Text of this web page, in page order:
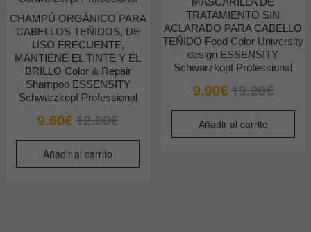
CHAMPÚ ORGÁNICO PARA
CABELLOS TEÑIDOS, DE
USO FRECUENTE,
MANTIENE EL TINTE Y EL
BRILLO Color & Repair
Shampoo ESSENSITY
Schwarzkopf Professional
12.80€
era:
9.60€
es:
Añadir al carrito
TRATAMIENTO SIN
ACLARADO PARA CABELLO
TEÑIDO Food Color University
design ESSENSITY
Schwarzkopf Professional
13.20€El
era:
9.90€
El
es:
Añadir al carrito